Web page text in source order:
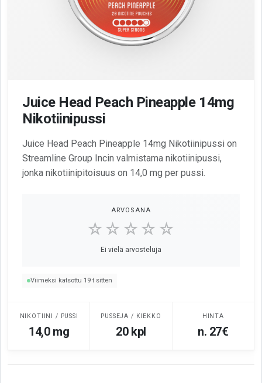
Juice Head Peach Pineapple 14mg
Nikotiinipussi
Juice Head Peach Pineapple 14mg Nikotiinipussi on
Streamline Group Incin valmistama nikotiinipussi,
jonka nikotiinipitoisuus on 14,0 mg per pussi.
ARVOSANA
☆☆☆☆☆
Ei vielä arvosteluja
Viimeksi katsottu 19 t sitten
NIKOTIINI / PUSSI
14,0 mg
PUSSEJA / KIEKKO
20 kpl
HINTA
n. 27€